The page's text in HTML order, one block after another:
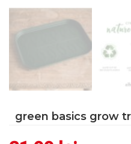
green basics grow